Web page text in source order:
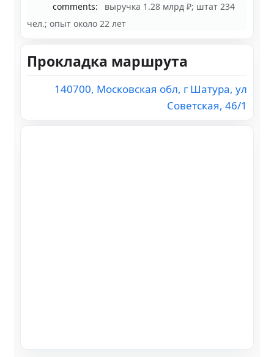
comments:
выручка 1.28 млрд ₽; штат 234
чел.; опыт около 22 лет
Прокладка маршрута
140700, Московская обл, г Шатура, ул
Советская, 46/1